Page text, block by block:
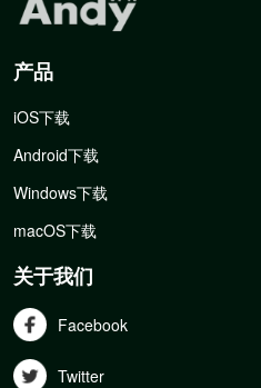
产品
iOS下载
Android下载
Windows下载
macOS下载
关于我们
Facebook
Twitter